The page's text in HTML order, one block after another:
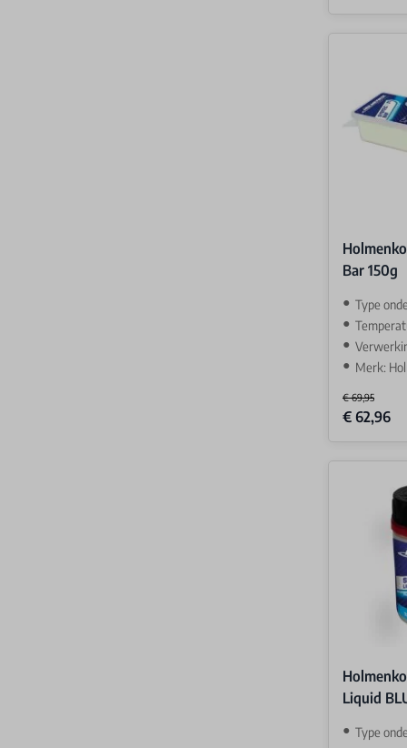
Bar 150g
Type
Merk:
€ 69,95
Special Price
€ 62,96
Liquid
Type